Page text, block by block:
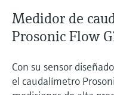
Medidor de
Prosonic Flow
Con su sensor
el caudalímetro